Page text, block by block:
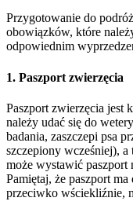
Przygotowanie do
obowiązków, które
odpowiednim
1. Paszport zwierzęcia
Paszport zwierzęcia jest
należy udać się do
badania, zaszczepi psa
szczepiony wcześniej),
może wystawić
Pamiętaj, że paszport
przeciwko wściekliźnie,